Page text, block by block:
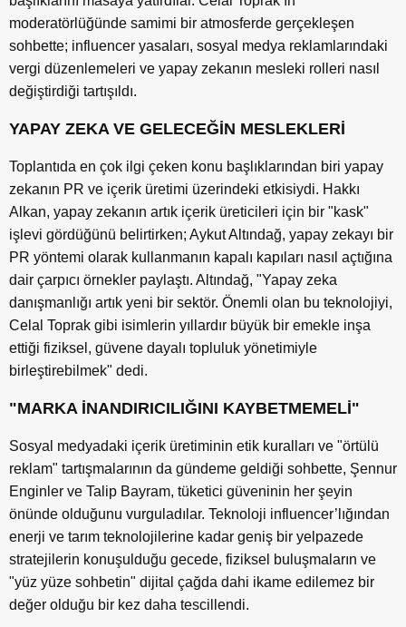
moderatörlüğünde samimi bir atmosferde gerçekleşen
sohbette; influencer yasaları, sosyal medya reklamlarındaki
vergi düzenlemeleri ve yapay zekanın mesleki rolleri nasıl
değiştirdiği tartışıldı.
YAPAY ZEKA VE GELECEĞİN MESLEKLERİ
Toplantıda en çok ilgi çeken konu başlıklarından biri yapay
zekanın PR ve içerik üretimi üzerindeki etkisiydi. Hakkı
Alkan, yapay zekanın artık içerik üreticileri için bir "kask"
işlevi gördüğünü belirtirken; Aykut Altındağ, yapay zekayı bir
PR yöntemi olarak kullanmanın kapalı kapıları nasıl açtığına
dair çarpıcı örnekler paylaştı. Altındağ, "Yapay zeka
danışmanlığı artık yeni bir sektör. Önemli olan bu teknolojiyi,
Celal Toprak gibi isimlerin yıllardır büyük bir emekle inşa
ettiği fiziksel, güvene dayalı topluluk yönetimiyle
birleştirebilmek" dedi.
"MARKA İNANDIRICILIĞINI KAYBETMEMELİ"
Sosyal medyadaki içerik üretiminin etik kuralları ve "örtülü
reklam" tartışmalarının da gündeme geldiği sohbette, Şennur
Enginler ve Talip Bayram, tüketici güveninin her şeyin
önünde olduğunu vurguladılar. Teknoloji influencer’lığından
enerji ve tarım teknolojilerine kadar geniş bir yelpazede
stratejilerin konuşulduğu gecede, fiziksel buluşmaların ve
"yüz yüze sohbetin" dijital çağda dahi ikame edilemez bir
değer olduğu bir kez daha tescillendi.